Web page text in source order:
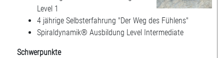
Level 1
4 jährige Selbsterfahrung "Der Weg des Fühlens"
Spiraldynamik® Ausbildung Level Intermediate
Schwerpunkte